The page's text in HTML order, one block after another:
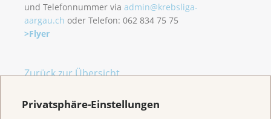
Privatsphäre-Einstellungen
und Telefonnummer via admin@krebsliga-
aargau.ch oder Telefon: 062 834 75 75
>Flyer
Zurück zur Übersicht